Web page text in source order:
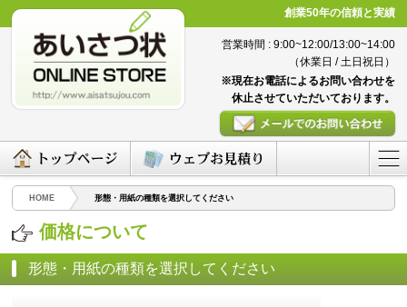
創業50年の信頼と実績
営業時間 : 9:00~12:00/13:00~14:00
（休業日 / 土日祝日）
※現在お電話によるお問い合わせを
休止させていただいております。
HOME 形態・用紙の種類を選択してください
価格について
形態・用紙の種類を選択してください